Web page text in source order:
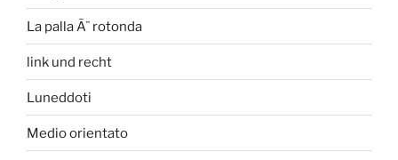
La palla Ã¨ rotonda
link und recht
Luneddoti
Medio orientato